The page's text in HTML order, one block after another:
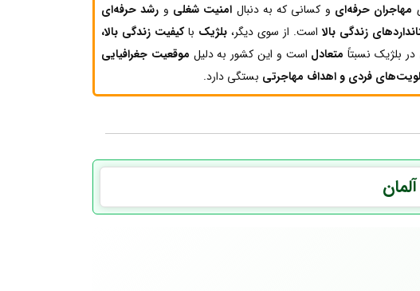
مهاجران حرفه‌ای و کسانی که به دنبال امنیت شغلی و رشد حرفه‌ای
زندگی بالا است. از سوی دیگر، بلژیک باکیفیت زندگی بالا،
در بلژیک نسبتاً متعادل است و این کشور به دلیل موقعیت جغرافیایی
فردی و اهداف مهاجرتی بستگی دارد.